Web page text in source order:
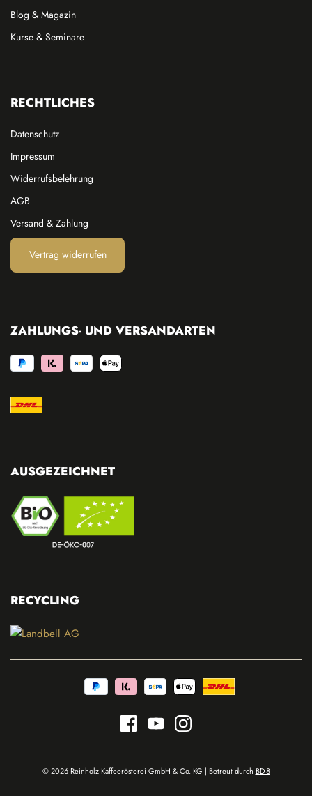
Blog & Magazin
Kurse & Seminare
RECHTLICHES
Datenschutz
Impressum
Widerrufsbelehrung
AGB
Versand & Zahlung
Vertrag widerrufen
ZAHLUNGS- UND VERSANDARTEN
AUSGEZEICHNET
RECYCLING
© 2026 Reinholz Kaffeerösterei GmbH & Co. KG | Betreut durch BD-8